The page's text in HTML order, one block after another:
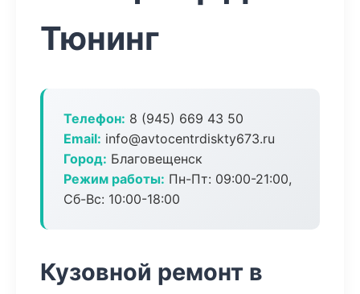
Тюнинг
Телефон: 8 (945) 669 43 50
Email: info@avtocentrdiskty673.ru
Город: Благовещенск
Режим работы: Пн-Пт: 09:00-21:00,
Сб-Вс: 10:00-18:00
Кузовной ремонт в